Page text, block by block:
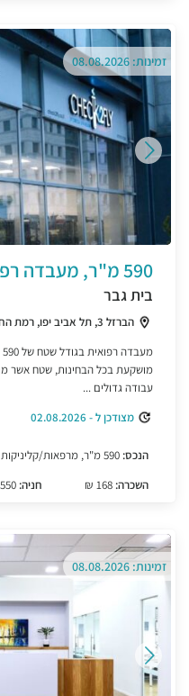
זמינות: 08.08.2026
590 מ"ר, מעבדה רפואית, מושקעת מאוד!
בית גבר
הברזל 3, תל אביב יפו, רמת החייל / עתידים
מושקעת בכל הבחינות, שטח אשר
עבודה גדולים ...
מצודכן ל - 02.08.2026
הנכס:
השכרה:
חניה:
זמינות: 08.08.2026